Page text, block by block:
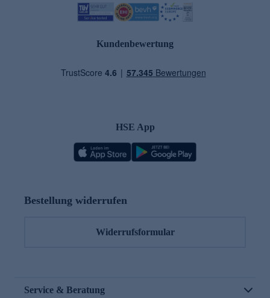
Kundenbewertung
HSE App
Bestellung widerrufen
Widerrufsformular
Service & Beratung